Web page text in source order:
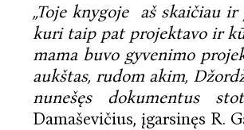
„Toje knygoje aš skaičiau ir
kuri taip pat projektavo ir
mama buvo gyvenimo
aukštas, rudom akim,
nunešęs dokumentus
Damaševičius, įgarsinęs R.